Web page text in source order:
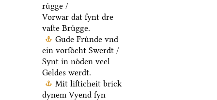
ruͤgge /
Vorwar dat ſynt dre
vaſte Bruͤgge.
Gude Fruͤnde vnd
ein vorſoͤcht Swerdt /
Synt in noͤden veel
Geldes werdt.
Mit liſticheit brick
dynem Vyend ſyn